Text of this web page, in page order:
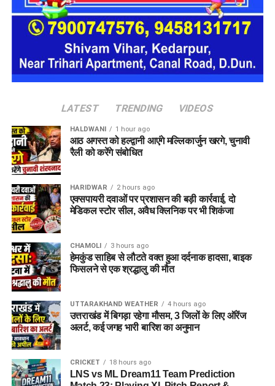
LATEST TRENDING VIDEOS
HALDWANI 1 hour ago
आठ अगस्त को हल्द्वानी आएंगे मल्लिकार्जुन खरगे, चुनावी
रैली को करेंगे संबोधित
HARIDWAR 2 hours ago
एक्सपायरी दवाओं पर प्रशासन की बड़ी कार्रवाई, दो
मेडिकल स्टोर सील, अवैध क्लिनिक पर भी शिकंजा
CHAMOLI 3 hours ago
हेमकुंड साहिब से लौटते वक्त हुआ दर्दनाक हादसा, बाइक
फिसलने से एक श्रद्धालु की मौत
UTTARAKHAND WEATHER 4 hours ago
उत्तराखंड में बिगड़ा रहेगा मौसम, 3 जिलों के लिए ऑरेंज
अलर्ट, कई जगह भारी बारिश का अनुमान
CRICKET 18 hours ago
LNS vs ML Dream11 Team Prediction